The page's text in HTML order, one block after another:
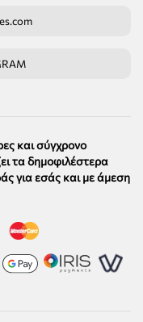
και σύγχρονο
τα δημοφιλέστερα
για εσάς και με άμεση